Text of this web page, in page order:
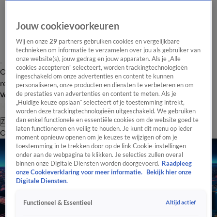
Overzicht Laatste nieuws Regionieuws Het beste van Hart
Tip de
redactie
Volg Hart van Nederland
Zoeken
OverzichtRegioUitzendingenWeerTip de redactiePanelVideo's
Jouw cookievoorkeuren
Wij en onze29 partners gebruiken cookies en vergelijkbare
technieken om informatie te verzamelen over jou als gebruiker van
onze website(s), jouw gedrag en jouw apparaten. Als je „Alle
cookies accepteren” selecteert, worden trackingtechnologieën
ingeschakeld om onze advertenties en content te kunnen
personaliseren, onze producten en diensten te verbeteren en om
de prestaties van advertenties en content te meten. Als je
„Huidige keuze opslaan” selecteert of je toestemming intrekt,
worden deze trackingtechnologieën uitgeschakeld. We gebruiken
dan enkel functionele en essentiële cookies om de website goed te
laten functioneren en veilig te houden. Je kunt dit menu op ieder
moment opnieuw openen om je keuzes te wijzigen of om je
toestemming in te trekken door op de link Cookie-instellingen
onder aan de webpagina te klikken. Je selecties zullen overal
binnen onze Digitale Diensten worden doorgevoerd. Raadpleeg
onze Cookieverklaring voor meer informatie.
Bekijk hier onze
Digitale Diensten.
Functioneel & Essentieel Altijd actief